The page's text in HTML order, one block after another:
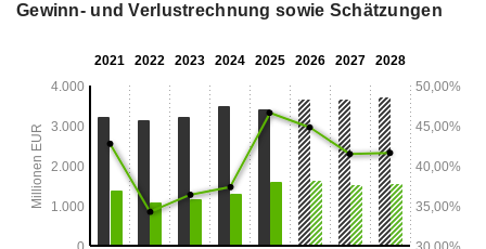
Gewinn- und Verlustrechnung sowie Schätzungen